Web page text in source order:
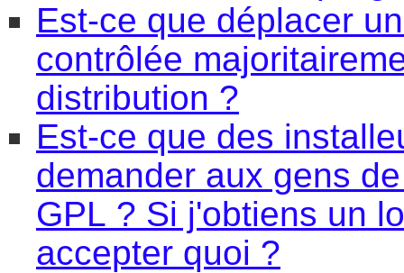
Est-ce que déplacer
contrôlée
distribution ?
Est-ce que des
demander aux gens
GPL ? Si j'obtiens un
accepter quoi ?